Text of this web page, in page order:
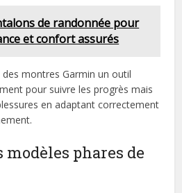
de randonnée pour
et confort assurés
montres Garmin un outil
pour suivre les progrès mais
en adaptant correctement
modèles phares de